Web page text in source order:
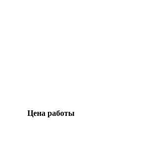
Цена работы